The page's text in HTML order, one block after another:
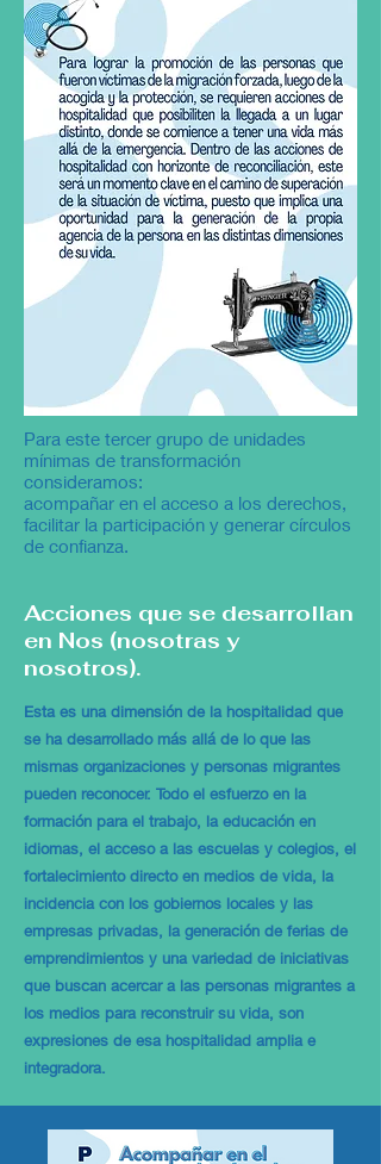
Para este tercer grupo de unidades
mínimas de transformación
consideramos:
acompañar en el acceso a los derechos,
facilitar la participación y generar círculos
de confianza.
Acciones que se desarrollan
en Nos (nosotras y
nosotros).
Esta es una dimensión de la hospitalidad que
se ha desarrollado más allá de lo que las
mismas organizaciones y personas migrantes
pueden reconocer. Todo el esfuerzo en la
formación para el trabajo, la educación en
idiomas, el acceso a las escuelas y colegios, el
fortalecimiento directo en medios de vida, la
incidencia con los gobiernos locales y las
empresas privadas, la generación de ferias de
emprendimientos y una variedad de iniciativas
que buscan acercar a las personas migrantes a
los medios para reconstruir su vida, son
expresiones de esa hospitalidad amplia e
integradora.